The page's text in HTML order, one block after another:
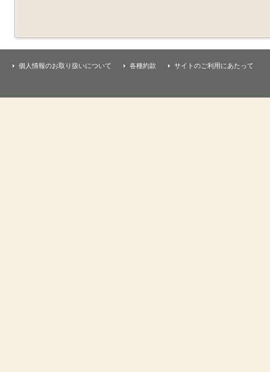
個人情報のお取り扱いについて 各種約款 サイトのご利用にあたって